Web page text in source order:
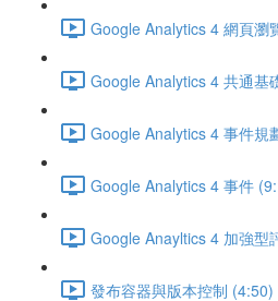
Google Analytics 4 網頁瀏
Google Analytics 4 共通基
Google Analytics 4 事件規
Google Analytics 4 事件
Google Anayltics 4 加強型
發布容器與版本控制 (4:50)